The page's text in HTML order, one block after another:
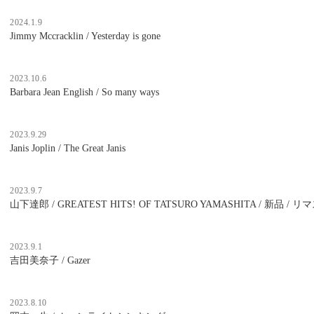
2024.1.9
Jimmy Mccracklin / Yesterday is gone
2023.10.6
Barbara Jean English / So many ways
2023.9.29
Janis Joplin / The Great Janis
2023.9.7
山下達郎 / GREATEST HITS! OF TATSURO YAMASHITA / 新品 / リ
2023.9.1
吉田美奈子 / Gazer
2023.8.10